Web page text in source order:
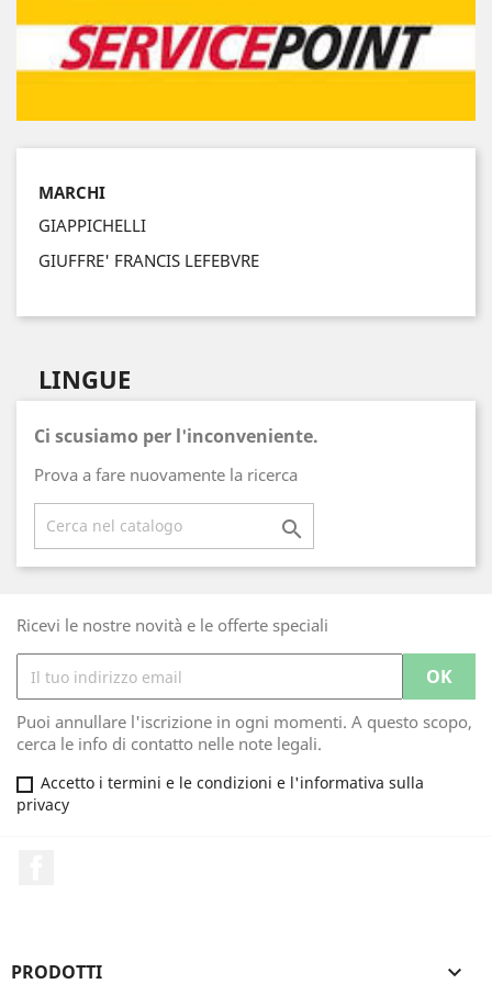
MARCHI
GIAPPICHELLI
GIUFFRE' FRANCIS LEFEBVRE
LINGUE
Ci scusiamo per l'inconveniente.
Prova a fare nuovamente la ricerca

Ricevi le nostre novità e le offerte speciali
Puoi annullare l'iscrizione in ogni momenti. A questo scopo,
cerca le info di contatto nelle note legali.
Accetto i termini e le condizioni e l'informativa sulla
privacy
PRODOTTI 